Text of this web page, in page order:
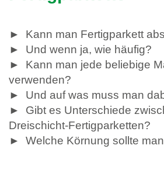
► Kann man Fertigparkett
► Und wenn ja, wie häufig?
► Kann man jede beliebige
verwenden?
► Und auf was muss man
► Gibt es Unterschiede
Dreischicht-Fertigparketten?
► Welche Körnung sollte